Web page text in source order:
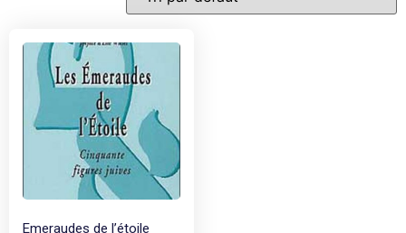
Emeraudes de l’étoile